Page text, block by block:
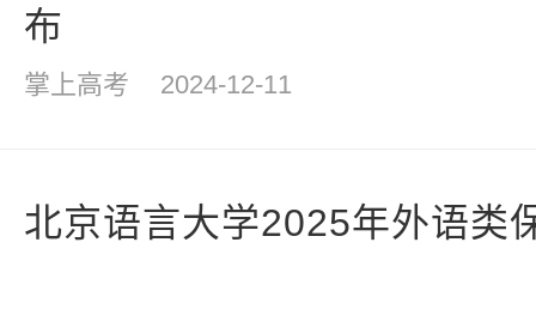
布
掌上高考 2024-12-11
北京语言大学2025年外语类